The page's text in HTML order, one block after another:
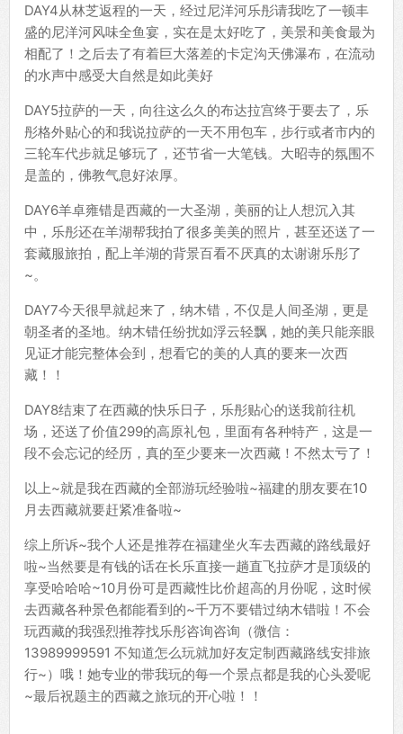
DAY4从林芝返程的一天，经过尼洋河乐彤请我吃了一顿丰
盛的尼洋河风味全鱼宴，实在是太好吃了，美景和美食最为
相配了！之后去了有着巨大落差的卡定沟天佛瀑布，在流动
的水声中感受大自然是如此美好
DAY5拉萨的一天，向往这么久的布达拉宫终于要去了，乐
彤格外贴心的和我说拉萨的一天不用包车，步行或者市内的
三轮车代步就足够玩了，还节省一大笔钱。大昭寺的氛围不
是盖的，佛教气息好浓厚。
DAY6羊卓雍错是西藏的一大圣湖，美丽的让人想沉入其
中，乐彤还在羊湖帮我拍了很多美美的照片，甚至还送了一
套藏服旅拍，配上羊湖的背景百看不厌真的太谢谢乐彤了
~。
DAY7今天很早就起来了，纳木错，不仅是人间圣湖，更是
朝圣者的圣地。纳木错任纷扰如浮云轻飘，她的美只能亲眼
见证才能完整体会到，想看它的美的人真的要来一次西
藏！！
DAY8结束了在西藏的快乐日子，乐彤贴心的送我前往机
场，还送了价值299的高原礼包，里面有各种特产，这是一
段不会忘记的经历，真的至少要来一次西藏！不然太亏了！
以上~就是我在西藏的全部游玩经验啦~福建的朋友要在10
月去西藏就要赶紧准备啦~
综上所诉~我个人还是推荐在福建坐火车去西藏的路线最好
啦~当然要是有钱的话在长乐直接一趟直飞拉萨才是顶级的
享受哈哈哈~10月份可是西藏性比价超高的月份呢，这时候
去西藏各种景色都能看到的~千万不要错过纳木错啦！不会
玩西藏的我强烈推荐找乐彤咨询咨询（微信：
13989999591 不知道怎么玩就加好友定制西藏路线安排旅
行~）哦！她专业的带我玩的每一个景点都是我的心头爱呢
~最后祝题主的西藏之旅玩的开心啦！！